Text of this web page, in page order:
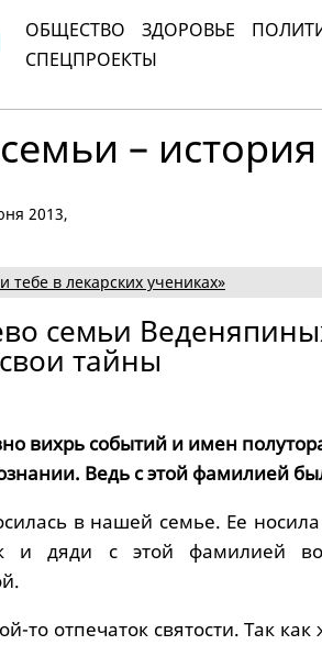
ОБЩЕСТВО ЗДОРОВЬЕ
СПЕЦПРОЕКТЫ
–
2013,
тебе в лекарских учениках»
семьи
тайны
вихрь событий и имен
Ведь с этой фамилией
в нашей семье. Ее
и дяди с этой фамилией
то отпечаток святости. Так